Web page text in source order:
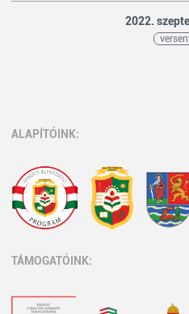
2022.
ALAPÍTÓINK:
TÁMOGATÓINK: